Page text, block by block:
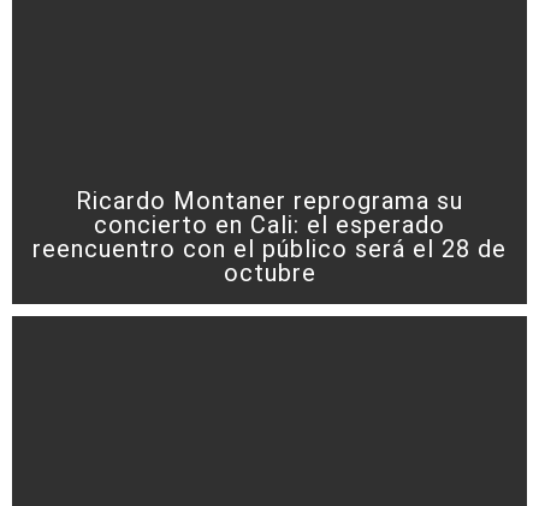
Ricardo Montaner reprograma su
concierto en Cali: el esperado
reencuentro con el público será el 28 de
octubre